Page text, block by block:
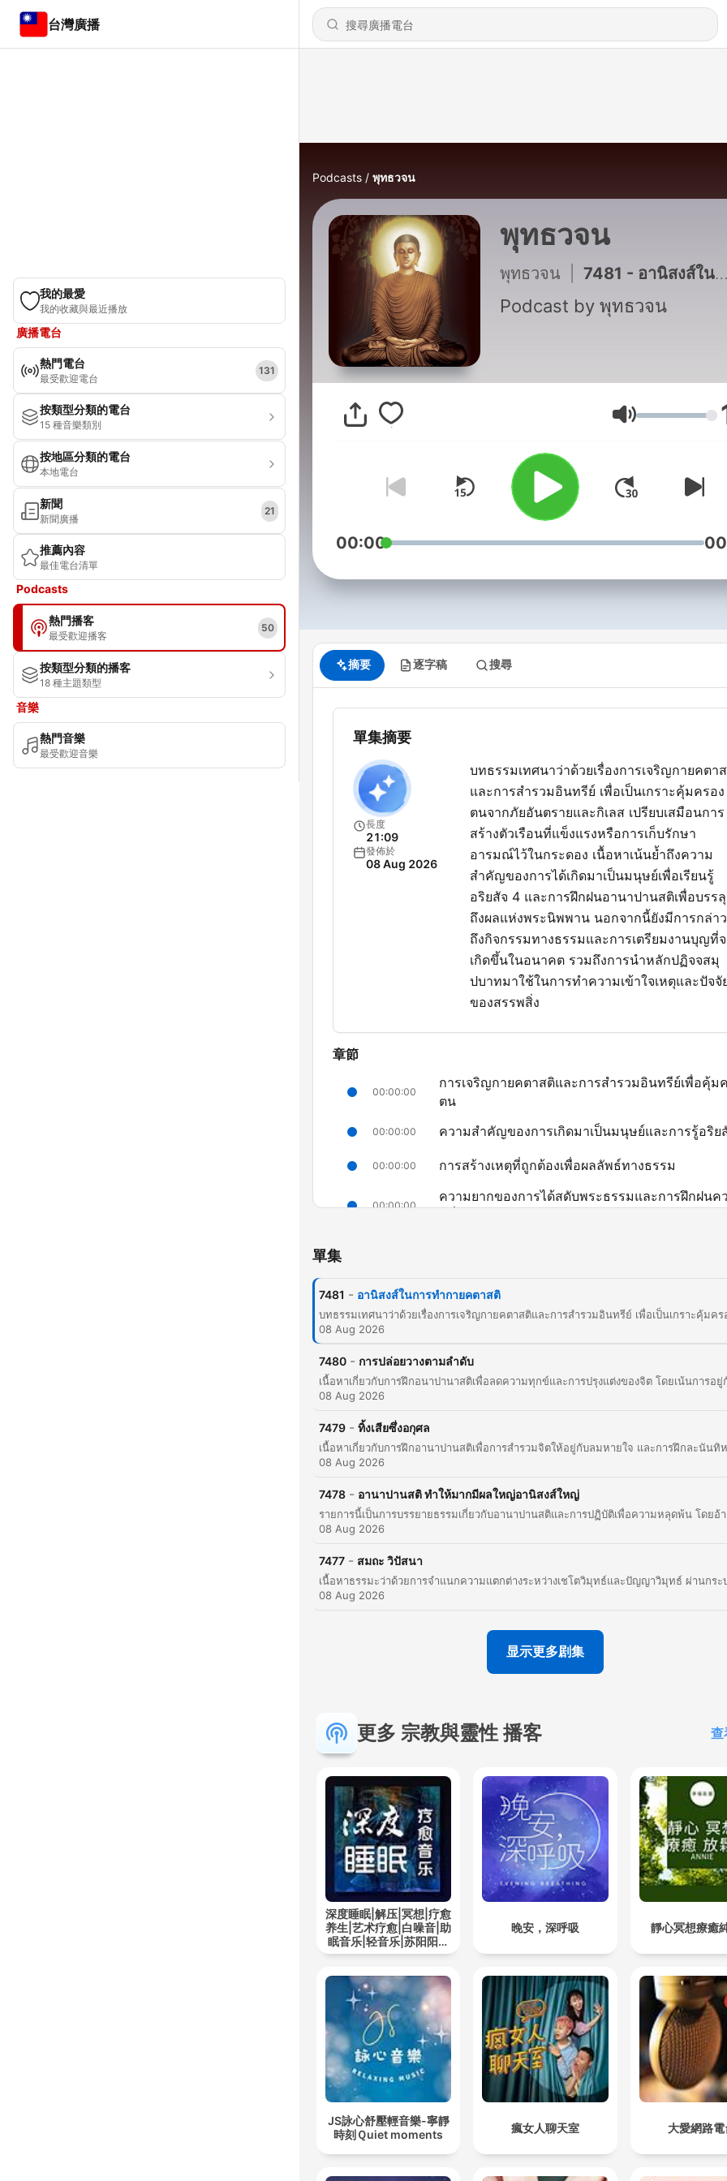
台灣廣播
我的最愛
我的收藏與最近播放
廣播電台
熱門電台
最受歡迎電台
131
按類型分類的電台
15 種音樂類別
按地區分類的電台
本地電台
新聞
新聞廣播
21
推薦內容
最佳電台清單
Podcasts
熱門播客
最受歡迎播客
50
按類型分類的播客
18 種主題類型
音樂
熱門音樂
最受歡迎音樂
Podcasts พุทธวจน
พุทธวจน
พุทธวจน 7481 - อานิสงส์ในการทำกายคตาสติ
Podcast by พุทธวจน
音量
00:00
摘要 逐字稿 搜尋
單集摘要
長度
21:09
發佈於
08 Aug 2026
บทธรรมเทศนาว่าด้วยเรื่องการเจริญกายคตา
และการสำรวมอินทรีย์ เพื่อเป็นเกราะคุ้มครอง
ตนจากภัยอันตรายและกิเลส เปรียบเสมือนการ
สร้างตัวเรือนที่แข็งแรงหรือการเก็บรักษา
อารมณ์ไว้ในกระดอง เนื้อหาเน้นย้ำถึงความ
สำคัญของการได้เกิดมาเป็นมนุษย์เพื่อเรียนรู้
อริยสัจ 4 และการฝึกฝนอานาปานสติเพื่อบรรลุ
ถึงผลแห่งพระนิพพาน นอกจากนี้ยังมีการกล่าว
ถึงกิจกรรมทางธรรมและการเตรียมงานบุญที่จ
เกิดขึ้นในอนาคต รวมถึงการนำหลักปฏิจจสมุ
ปบาทมาใช้ในการทำความเข้าใจเหตุและปัจจั
ของสรรพสิ่ง
章節
00:00:00
การเจริญกายคตาสติและการสำรวมอินทรีย์เพื่อคุ้ม
ตน
00:00:00 ความสำคัญของการเกิดมาเป็นมนุษย์และการรู้อริย
00:00:00 การสร้างเหตุที่ถูกต้องเพื่อผลลัพธ์ทางธรรม
00:00:00
ความยากของการได้สดับพระธรรมและการฝึกฝนค
00:00:00
กฎหมาย
00:00:00 การสืบค้นพุทธพจน์และหลักปฏิจจสมุปบาท
00:00:00 การสวดบทปฏิจจสมุปบาท
00:19:51 คำอนุโมทนาและอานิสงส์ของการทำบุญ
點擊章節可直接跳轉至該時間點
精彩亮點
ตั้งจิตอยู่ในกายเพราะองค์ก็จะเปรียบเหมือนตัวเรือนที่มุงหลัง
ดีเวลาฝนตกมาก็ไม่ลัวลดตัวเรือนไม่เปรียกแชะตัวเรือนก็จะไ
4 ซึ่งพวกเราทั้งหลายก็คงจะถือว่าคุ้มค่าละกับการได้เกิดมาเ
เมื่อเราสร้างเหตุถูกไม่ต้องปราธนาถึงผลมันก็จะได้เพราะเรา
00:00:00 · อธิบายถึงกฎแห่งเหตุและผลว่าหากปฏิบัติธรรมอย่างถูก
ผลลัพธ์ย่อมเกิดขึ้นตามมาเอง
โอกาสน้อยเพียงแค่เสร็จดินปลายเล็บจะมีจำนวนสัตว์ประม
เสร็จดินปลายเล็บเท่านั้นที่ได้สับในกรรมของตัวถาคต
00:00:00 · ชี้ให้เห็นถึงความยากและโอกาสอันหาได้ยากยิ่งในการได้
พบพระธรรมคำสอน
ใช้หลักปฏิจสมุปปาโทเหมือนกันเพราะอะไรมี อะไรจึงมี
00:00:00 · เปรียบเทียบวิธีการถ่ายทอดความรู้ทางกฎหมายกับการแ
ธรรมที่เน้นให้เห็นถึงเหตุและปัจจัย
單集
7481 - อานิสงส์ในการทำกายคตาสติ
08 Aug 2026
7480 - การปล่อยวางตามลำดับ
08 Aug 2026
7479 - ทิ้งเสียซึ่งอกุศล
08 Aug 2026
7478 - อานาปานสติ ทำให้มากมีผลใหญ่อานิสงส์ใหญ่
08 Aug 2026
7477 - สมถะ วิปัสนา
08 Aug 2026
显示更多剧集
更多 宗教與靈性 播客 查
深度睡眠|解压|冥想|疗愈
养生|艺术疗愈|白噪音|助
眠音乐|轻音乐|苏阳阳频
道
晚安，深呼吸 靜心冥想療癒
JS詠心舒壓輕音樂-寧靜
時刻Ｑuiet moments
瘋女人聊天室 大愛網路電